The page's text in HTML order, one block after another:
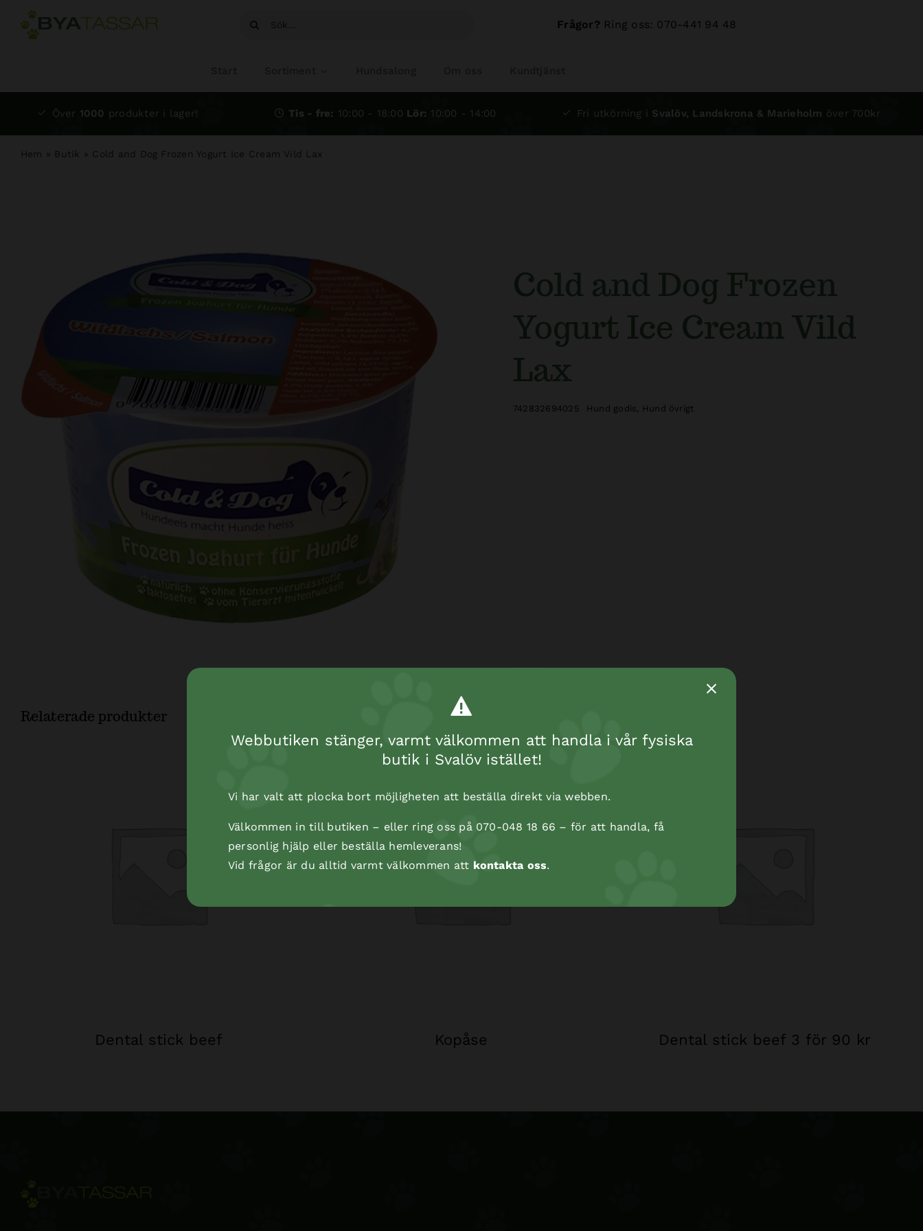
Fortsätt
Sök
Frågor? Ring oss: 070-441 94 48
Över 1000 produkter i lager! Tis - fre: 10:00 - 18:00 Lör: 10:00 - 14:00 Fri utkörning i Svalöv, Landskrona & Marieholm över 700kr
Hem » Butik » Cold and Dog Frozen Yogurt Ice Cream Vild Lax
Cold and Dog Frozen
Yogurt Ice Cream Vild
Lax
742832694025 Hund godis Hund övrigt
Relaterade produkter
Dental stick beef Kopåse Dental stick beef 3 för 90 kr
Webbutiken stänger, varmt välkommen att handla i vår fysiska
butik i Svalöv istället!
Vi har valt att plocka bort möjligheten att beställa direkt via webben.
Välkommen in till butiken – eller ring oss på 070-048 18 66 – för att handla, få
personlig hjälp eller beställa hemleverans!
Vid frågor är du alltid varmt välkommen att kontakta oss.